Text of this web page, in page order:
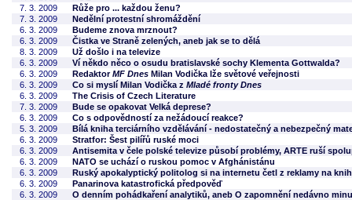
7. 3. 2009
Růže pro ... každou ženu?
7. 3. 2009
Nedělní protestní shromáždění
6. 3. 2009
Budeme znova mrznout?
6. 3. 2009
Čistka ve Straně zelených, aneb jak se to dělá
8. 3. 2009
Už došlo i na televize
6. 3. 2009
Ví někdo něco o osudu bratislavské sochy Klementa Gottwalda?
6. 3. 2009
RedaktorMF Dnes Milan Vodička lže světové veřejnosti
6. 3. 2009
Co si myslí Milan Vodička z Mladé fronty Dnes
6. 3. 2009
The Crisis of Czech Literature
7. 3. 2009
Bude se opakovat Velká deprese?
6. 3. 2009
Co s odpovědností za nežádoucí reakce?
5. 3. 2009
Bílá kniha terciárního vzdělávání - nedostatečný a nebezpečný
6. 3. 2009
Stratfor: Šest pilířů ruské moci
6. 3. 2009
Antisemita v čele polské televize působí problémy, ARTE ruší
6. 3. 2009
NATO se uchází o ruskou pomoc v Afghánistánu
6. 3. 2009
Ruský apokalyptický politolog si na internetu četl z reklamy na
6. 3. 2009
Panarinova katastrofická předpověď
6. 3. 2009
O denním pohádkaření analytiků, aneb O zapomnění nedávno